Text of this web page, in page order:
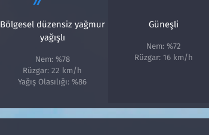
Bölgesel düzensiz yağmur
yağışlı
Nem: %78
Rüzgar: 22 km/h
Yağış Olasılığı: %86
Güneşli
Nem: %72
Rüzgar: 16 km/h